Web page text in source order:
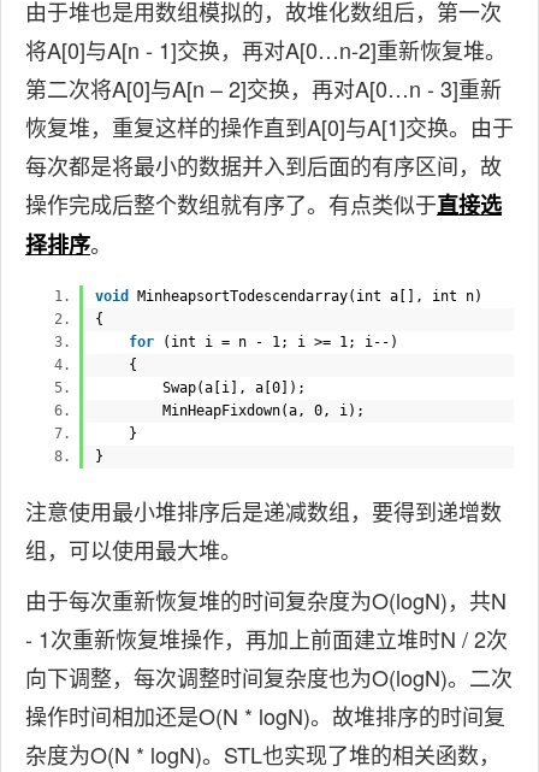
由于堆也是用数组模拟的，故堆化数组后，第一次
将A[0]与A[n - 1]交换，再对A[0…n-2]重新恢复堆。
第二次将A[0]与A[n – 2]交换，再对A[0…n - 3]重新
恢复堆，重复这样的操作直到A[0]与A[1]交换。由于
每次都是将最小的数据并入到后面的有序区间，故
操作完成后整个数组就有序了。有点类似于直接选
择排序。
void MinheapsortTodescendarray( int a[], int n)
{
for ( int i = n - 1; i >= 1; i--)
{
Swap(a[i], a[0]);
MinHeapFixdown(a, 0, i);
}
}
注意使用最小堆排序后是递减数组，要得到递增数
组，可以使用最大堆。
由于每次重新恢复堆的时间复杂度为O(logN)，共N
- 1次重新恢复堆操作，再加上前面建立堆时N / 2次
向下调整，每次调整时间复杂度也为O(logN)。二次
操作时间相加还是O(N * logN)。故堆排序的时间复
杂度为O(N * logN)。STL也实现了堆的相关函数，